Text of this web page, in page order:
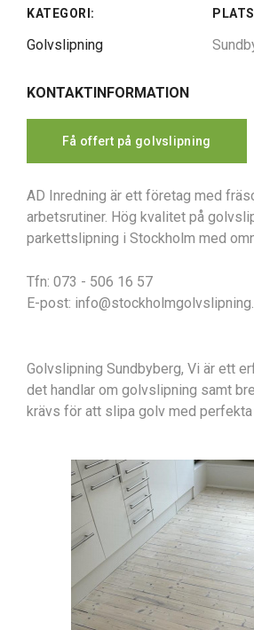
KATEGORI:
Golvslipning
KONTAKTINFORMATION
Få offert på golvslipning
AD Inredning är ett företag med
arbetsrutiner. Hög kvalitet på
parkettslipning i Stockholm med
Tfn: 073 - 506 16 57
E-post:
Golvslipning Sundbyberg, Vi är ett
det handlar om golvslipning samt
krävs för att slipa golv med